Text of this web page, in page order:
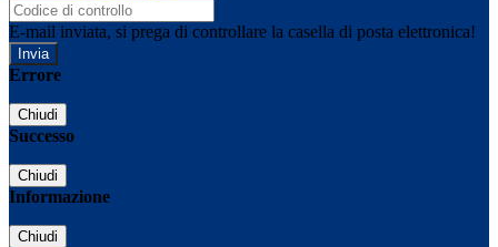
E-mail inviata, si prega di controllare la casella di posta elettronica!
Errore
Chiudi
Successo
Chiudi
Informazione
Chiudi